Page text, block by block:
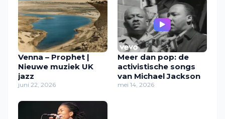
Venna – Prophet |
Nieuwe muziek UK
jazz
juni 22, 2026
Meer dan pop: de
activistische songs
van Michael Jackson
mei 14, 2026